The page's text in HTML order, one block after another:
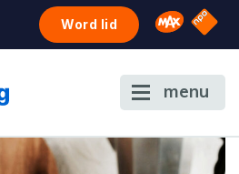
Word lid Omroep
NPO
menu